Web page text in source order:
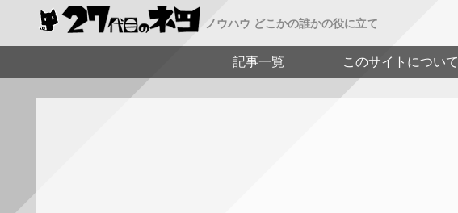
ノウハウ どこかの誰かの役に立て
記事一覧 このサイトについて